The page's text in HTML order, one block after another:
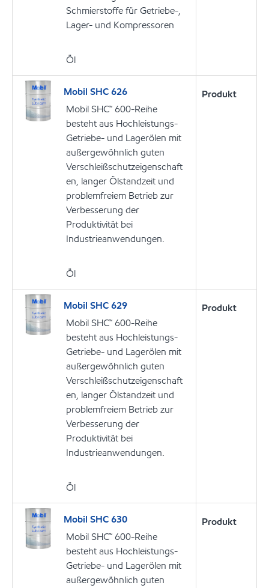
Schmierstoffe für Getriebe-,
Lager- und Kompressoren
Öl
Mobil SHC 626
Mobil SHC™ 600-Reihe
besteht aus Hochleistungs-
Getriebe- und Lagerölen mit
außergewöhnlich guten
Verschleißschutzeigenschaft
en, langer Ölstandzeit und
problemfreiem Betrieb zur
Verbesserung der
Produktivität bei
Industrieanwendungen.
Öl
Produkt
Mobil SHC 629
Mobil SHC™ 600-Reihe
besteht aus Hochleistungs-
Getriebe- und Lagerölen mit
außergewöhnlich guten
Verschleißschutzeigenschaft
en, langer Ölstandzeit und
problemfreiem Betrieb zur
Verbesserung der
Produktivität bei
Industrieanwendungen.
Öl
Produkt
Mobil SHC 630
Mobil SHC™ 600-Reihe
besteht aus Hochleistungs-
Getriebe- und Lagerölen mit
außergewöhnlich guten
Produkt